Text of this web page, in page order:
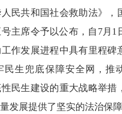
民共和国社会救助法》，
主席令予以公布，自7月1
作发展进程中具有里程碑
民生兜底保障安全网，推
民生建设的重大战略举措
发展提供了坚实的法治保障